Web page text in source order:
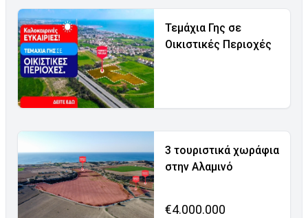
Τεμάχια Γης σε
Οικιστικές Περιοχές
3 τουριστικά χωράφια
στην Αλαμινό
€4.000.000